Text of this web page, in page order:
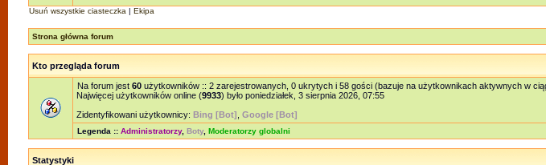
Usuń wszystkie ciasteczka | Ekipa
Strona główna forum
Kto przegląda forum
Na forum jest 60 użytkowników :: 2 zarejestrowanych, 0 ukrytych i 58 gości (bazuje na użytkownikach aktywnych w
Najwięcej użytkowników online (9933) było poniedziałek, 3 sierpnia 2026, 07:55
Zidentyfikowani użytkownicy: Bing [Bot] Google [Bot]
Legenda :: Administratorzy, Boty, Moderatorzy globalni
Statystyki